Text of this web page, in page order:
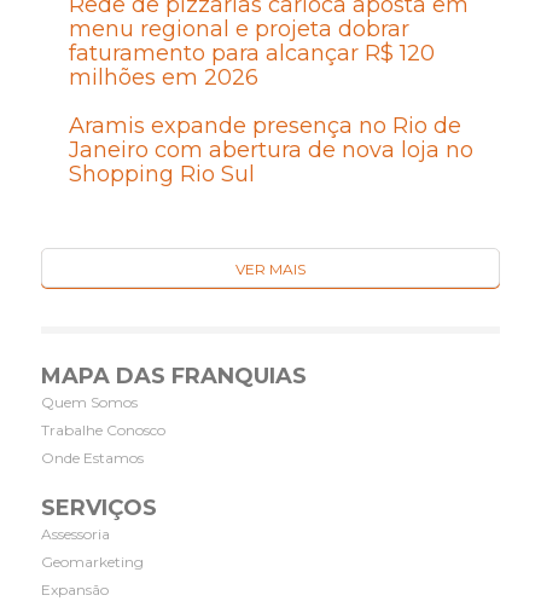
menu regional e projeta dobrar
faturamento para alcançar R$ 120
milhões em 2026
Aramis expande presença no Rio de
Janeiro com abertura de nova loja no
Shopping Rio Sul
VER MAIS
MAPA DAS FRANQUIAS
Quem Somos
Trabalhe Conosco
Onde Estamos
SERVIÇOS
Assessoria
Geomarketing
Expansão